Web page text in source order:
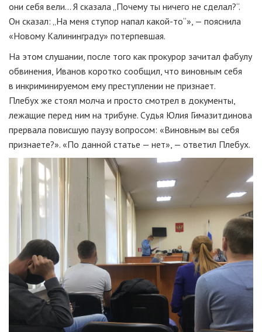
они себя вели... Я сказала „Почему ты ничего не сделал?“.
Он сказал: „На меня ступор напал какой-то“», — пояснила
«Новому Калининграду» потерпевшая.
На этом слушании, после того как прокурор зачитал фабулу
обвинения, Иванов коротко сообщил, что виновным себя
в инкриминируемом ему преступлении не признает.
Плебух же стоял молча и просто смотрел в документы,
лежащие перед ним на трибуне. Судья Юлия Гимазитдинова
прервала повисшую паузу вопросом: «Виновным вы себя
признаете?». «По данной статье — нет», — ответил Плебух.